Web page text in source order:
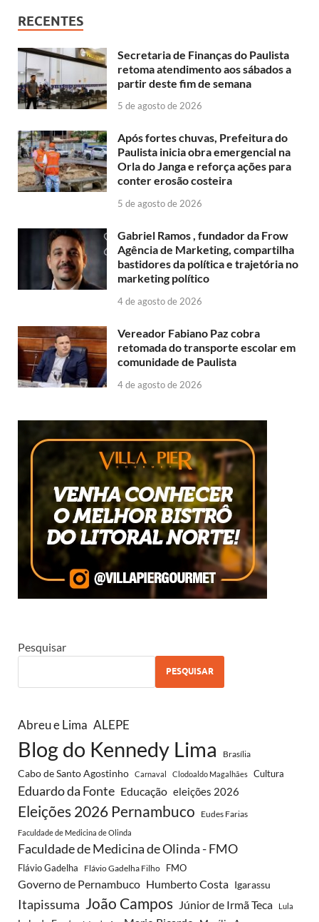
RECENTES
Secretaria de Finanças do Paulista
retoma atendimento aos sábados a
partir deste fim de semana
5 de agosto de 2026
Após fortes chuvas, Prefeitura do
Paulista inicia obra emergencial na
Orla do Janga e reforça ações para
conter erosão costeira
5 de agosto de 2026
Gabriel Ramos , fundador da Frow
Agência de Marketing, compartilha
bastidores da política e trajetória no
marketing político
4 de agosto de 2026
Vereador Fabiano Paz cobra
retomada do transporte escolar em
comunidade de Paulista
4 de agosto de 2026
Pesquisar
PESQUISAR
Abreu e Lima ALEPE
Blog do Kennedy Lima Brasília
Cabo de Santo Agostinho Carnaval Clodoaldo Magalhães Cultura
Eduardo da Fonte Educação eleições 2026
Eleições 2026 Pernambuco Eudes Farias
Faculdade de Medicina de Olinda
Faculdade de Medicina de Olinda - FMO
Flávio Gadelha Flávio Gadelha Filho FMO
Governo de Pernambuco Humberto Costa Igarassu
Itapissuma João Campos Júnior de Irmã Teca Lula